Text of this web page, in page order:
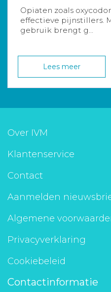
Opiaten zoals
effectieve pijnstillers.
gebruik brengt g...
Lees meer
Over IVM
Klantenservice
Contact
Aanmelden
Algemene
Privacyverklaring
Cookiebeleid
Contactinformatie